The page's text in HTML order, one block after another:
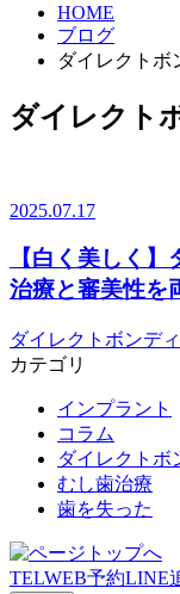
HOME
ブログ
ダイレクトボ
ダイレクト
2025.07.17
【白く美しく
治療と審美性を
ダイレクトボンデ
カテゴリ
インプラント
コラム
ダイレクトボ
むし歯治療
歯を失った
TELWEB予約LINE